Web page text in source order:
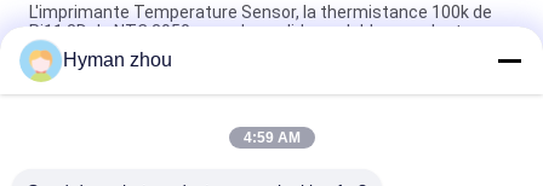
L'imprimante Temperature Sensor, la thermistance 100k de
Rj11 3D de NTC 3950 avec des solides solubles sondent
capteur de température de thermistance de 100k NTC 3950
de grande précision avec le câble de bande
3D imprimante analogue Temperature Sensor 3270K avec la
Hyman zhou
4:59 AM